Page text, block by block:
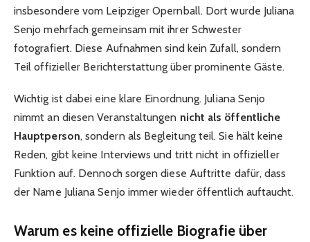
insbesondere vom Leipziger Opernball. Dort wurde Juliana
Senjo mehrfach gemeinsam mit ihrer Schwester
fotografiert. Diese Aufnahmen sind kein Zufall, sondern
Teil offizieller Berichterstattung über prominente Gäste.
Wichtig ist dabei eine klare Einordnung. Juliana Senjo
nimmt an diesen Veranstaltungen nicht als öffentliche
Hauptperson, sondern als Begleitung teil. Sie hält keine
Reden, gibt keine Interviews und tritt nicht in offizieller
Funktion auf. Dennoch sorgen diese Auftritte dafür, dass
der Name Juliana Senjo immer wieder öffentlich auftaucht.
Warum es keine offizielle Biografie über